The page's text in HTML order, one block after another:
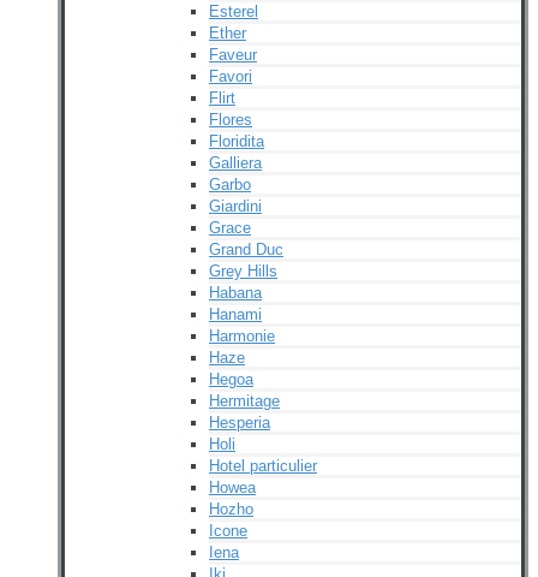
Esterel
Ether
Faveur
Favori
Flirt
Flores
Floridita
Galliera
Garbo
Giardini
Grace
Grand Duc
Grey Hills
Habana
Hanami
Harmonie
Haze
Hegoa
Hermitage
Hesperia
Holi
Hotel particulier
Howea
Hozho
Icone
Iena